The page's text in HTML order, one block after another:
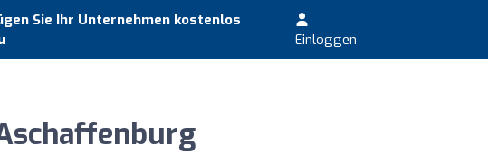
Sie Ihr Unternehmen kostenlos
Einloggen